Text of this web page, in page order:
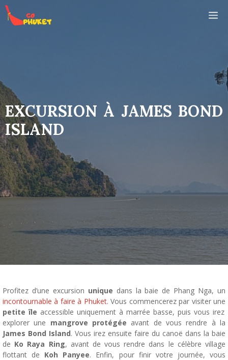
Aller
au
contenu
EXCURSION À JAMES BOND
ISLAND
Profitez d’une excursion unique dans la baie de Phang Nga, un
incontournable à faire à Phuket. Vous commencerez par visiter une
petite île accessible uniquement à marrée basse, puis vous irez
explorer une mangrove protégée avant de vous rendre à la
James Bond Island. Vous irez ensuite faire du canoë dans la baie
de Ko Raya Ring, avant de vous rendre dans le célèbre village
flottant de Koh Panyee. Enfin, pour finir votre journée, vous